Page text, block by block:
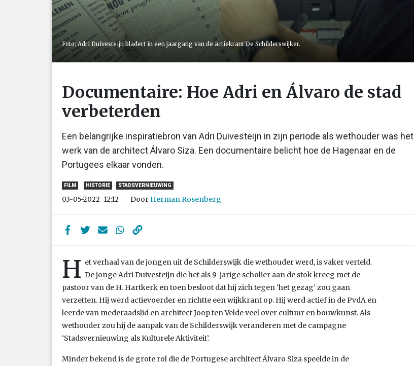
Foto: Adri Duivesteijn bladert in een jaargang van de actiekrant De Schilderswijker.
Documentaire: Hoe Adri en Álvaro de stad
verbeterden
Een belangrijke inspiratiebron van Adri Duivesteijn in zijn periode als wethouder was het
werk van de architect Álvaro Siza. Een documentaire belicht hoe de Hagenaar en de
Portugees elkaar vonden.
FILM HISTORIE STADSVERNIEUWING
03-05-2022 12:12 Door Herman Rosenberg
H et verhaal van de jongen uit de Schilderswijk die wethouder werd, is vaker verteld.
De jonge Adri Duivesteijn die het als 9-jarige scholier aan de stok kreeg met de
pastoor van de H. Hartkerk en toen besloot dat hij zich tegen ‘het gezag’ zou gaan
verzetten. Hij werd actievoerder en richtte een wijkkrant op. Hij werd actief in de PvdA en
leerde van mederaadslid en architect Joop ten Velde veel over cultuur en bouwkunst. Als
wethouder zou hij de aanpak van de Schilderswijk veranderen met de campagne
‘Stadsvernieuwing als Kulturele Aktiviteit’.
Minder bekend is de grote rol die de Portugese architect Álvaro Siza speelde in de